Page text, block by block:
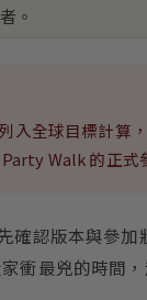
。
入全球目標計算
Walk 的正
認版本與參
衝最兇的時間